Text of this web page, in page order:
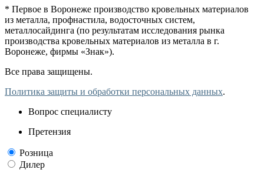
* Первое в Воронеже производство кровельных материалов
из металла, профнастила, водосточных систем,
металлосайдинга (по результатам исследования рынка
производства кровельных материалов из металла в г.
Воронеже, фирмы «Знак»).
Все права защищены.
Политика защиты и обработки персональных данных.
Вопрос специалисту
Претензия
Розница
Дилер